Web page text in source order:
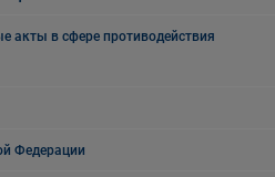
акты в сфере противодействия
Федерации